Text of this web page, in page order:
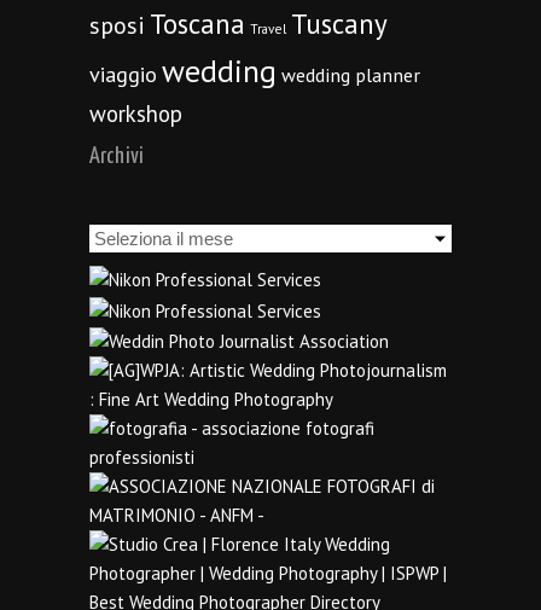
sposi Toscana Travel Tuscany
viaggio wedding wedding planner
workshop
Archivi
Archivi